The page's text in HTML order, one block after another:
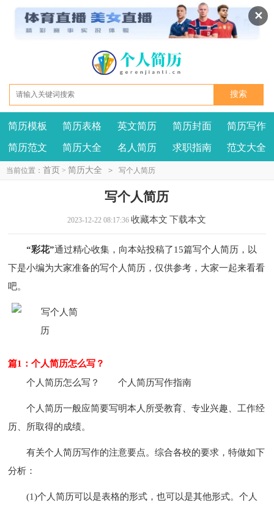
✕
我要投稿 投诉建议
简历模板 简历表格 英文简历 简历封面 简历写作
简历范文 简历大全 名人简历 求职指南 范文大全
当前位置： 首页 > 简历大全 > 写个人简历
写个人简历
2023-12-22 08:17:36 收藏本文 下载本文
“彩花”通过精心收集，向本站投稿了15篇写个人简历，以
下是小编为大家准备的写个人简历，仅供参考，大家一起来看看
吧。
篇1：个人简历怎么写？
个人简历怎么写？
个人简历写作指南
个人简历一般应简要写明本人所受教育、专业兴趣、工作经
历、所取得的成绩。
有关个人简历写作的注意要点。综合各校的要求，特做如下
分析：
(1)个人简历可以是表格的形式，也可以是其他形式。个人